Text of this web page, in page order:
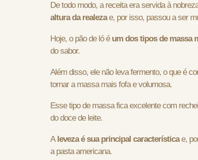
De todo modo, a receita era servida à
altura da realezae, por isso, passou a ser
Hoje, o pão de ló é um dos tipos de massa
do sabor.
Além disso, ele não leva fermento, o que é
tornar a massa mais fofa e volumosa.
Esse tipo de massa fica excelente com
do doce de leite.
Aleveza é sua principal característicae,
a pasta americana.